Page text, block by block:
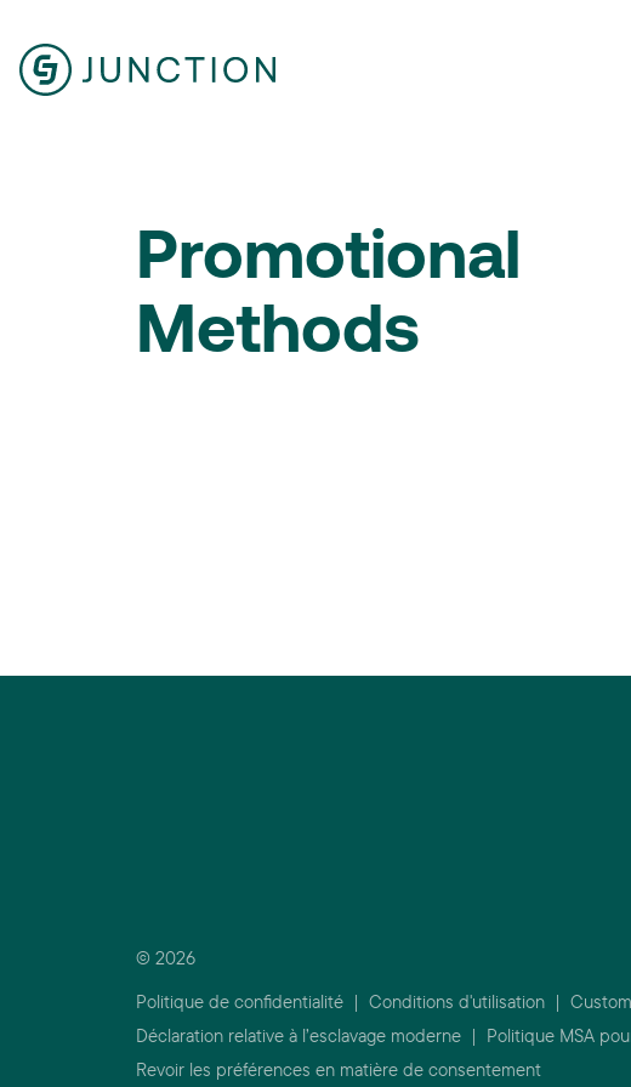
Promotional
Methods
© 2026
Politique de confidentialité | Conditions d'utilisation |
Déclaration relative à l’esclavage moderne | Politique MSA
Revoir les préférences en matière de consentement